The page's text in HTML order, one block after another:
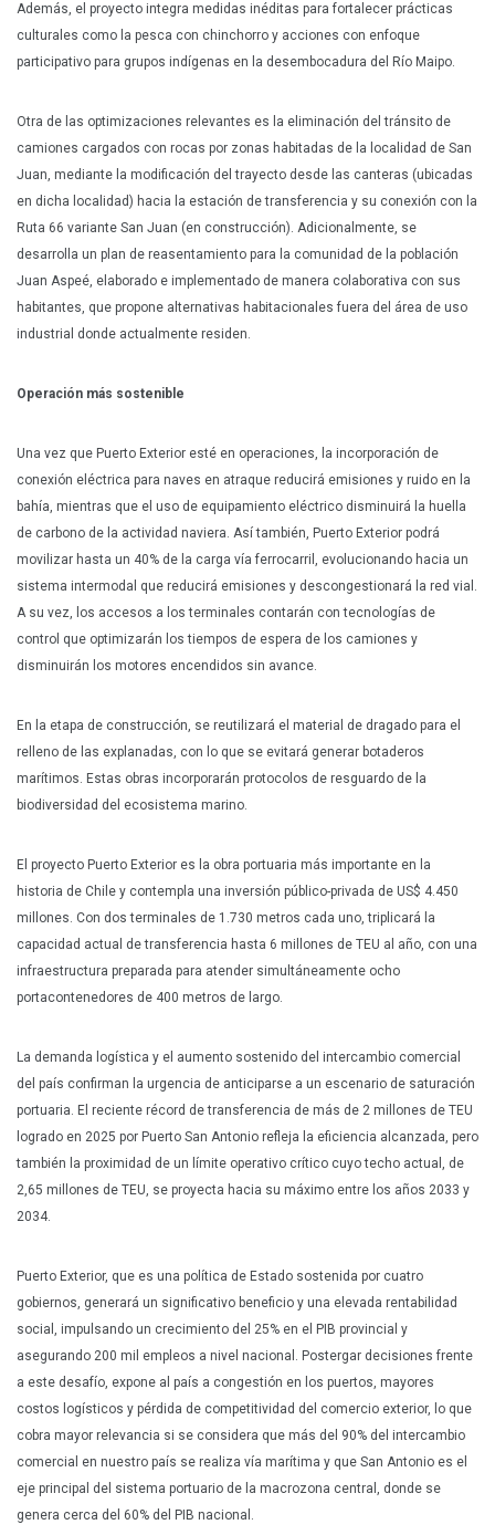
Además, el proyecto integra medidas inéditas para fortalecer prácticas
culturales como la pesca con chinchorro y acciones con enfoque
participativo para grupos indígenas en la desembocadura del Río Maipo.
Otra de las optimizaciones relevantes es la eliminación del tránsito de
camiones cargados con rocas por zonas habitadas de la localidad de San
Juan, mediante la modificación del trayecto desde las canteras (ubicadas
en dicha localidad) hacia la estación de transferencia y su conexión con la
Ruta 66 variante San Juan (en construcción). Adicionalmente, se
desarrolla un plan de reasentamiento para la comunidad de la población
Juan Aspeé, elaborado e implementado de manera colaborativa con sus
habitantes, que propone alternativas habitacionales fuera del área de uso
industrial donde actualmente residen.
Operación más sostenible
Una vez que Puerto Exterior esté en operaciones, la incorporación de
conexión eléctrica para naves en atraque reducirá emisiones y ruido en la
bahía, mientras que el uso de equipamiento eléctrico disminuirá la huella
de carbono de la actividad naviera. Así también, Puerto Exterior podrá
movilizar hasta un 40% de la carga vía ferrocarril, evolucionando hacia un
sistema intermodal que reducirá emisiones y descongestionará la red vial.
A su vez, los accesos a los terminales contarán con tecnologías de
control que optimizarán los tiempos de espera de los camiones y
disminuirán los motores encendidos sin avance.
En la etapa de construcción, se reutilizará el material de dragado para el
relleno de las explanadas, con lo que se evitará generar botaderos
marítimos. Estas obras incorporarán protocolos de resguardo de la
biodiversidad del ecosistema marino.
El proyecto Puerto Exterior es la obra portuaria más importante en la
historia de Chile y contempla una inversión público-privada de US$ 4.450
millones. Con dos terminales de 1.730 metros cada uno, triplicará la
capacidad actual de transferencia hasta 6 millones de TEU al año, con una
infraestructura preparada para atender simultáneamente ocho
portacontenedores de 400 metros de largo.
La demanda logística y el aumento sostenido del intercambio comercial
del país confirman la urgencia de anticiparse a un escenario de saturación
portuaria. El reciente récord de transferencia de más de 2 millones de TEU
logrado en 2025 por Puerto San Antonio refleja la eficiencia alcanzada, pero
también la proximidad de un límite operativo crítico cuyo techo actual, de
2,65 millones de TEU, se proyecta hacia su máximo entre los años 2033 y
2034.
Puerto Exterior, que es una política de Estado sostenida por cuatro
gobiernos, generará un significativo beneficio y una elevada rentabilidad
social, impulsando un crecimiento del 25% en el PIB provincial y
asegurando 200 mil empleos a nivel nacional. Postergar decisiones frente
a este desafío, expone al país a congestión en los puertos, mayores
costos logísticos y pérdida de competitividad del comercio exterior, lo que
cobra mayor relevancia si se considera que más del 90% del intercambio
comercial en nuestro país se realiza vía marítima y que San Antonio es el
eje principal del sistema portuario de la macrozona central, donde se
genera cerca del 60% del PIB nacional.